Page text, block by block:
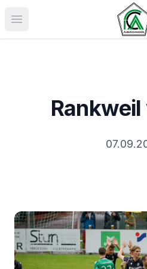
Menü öffnen
Rankweil